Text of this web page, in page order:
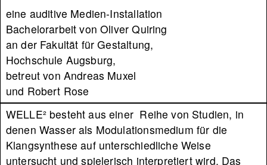
eine auditive Medien-Installation
Bachelorarbeit von Oliver Quiring
an der Fakultät für Gestaltung,
Hochschule Augsburg,
betreut von Andreas Muxel
und Robert Rose
WELLE² besteht aus einer Reihe von Studien, in
denen Wasser als Modulationsmedium für die
Klangsynthese auf unterschiedliche Weise
untersucht und spielerisch interpretiert wird. Das